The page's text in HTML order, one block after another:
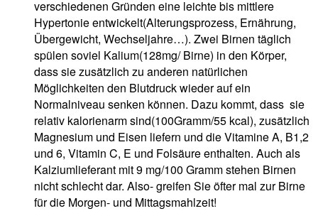
verschiedenen Gründen eine leichte bis mittlere
Hypertonie entwickelt(Alterungsprozess, Ernährung,
Übergewicht, Wechseljahre…). Zwei Birnen täglich
spülen soviel Kalium(128mg/ Birne) in den Körper,
dass sie zusätzlich zu anderen natürlichen
Möglichkeiten den Blutdruck wieder auf ein
Normalniveau senken können. Dazu kommt, dass sie
relativ kalorienarm sind(100Gramm/55 kcal), zusätzlich
Magnesium und Eisen liefern und die Vitamine A, B1,2
und 6, Vitamin C, E und Folsäure enthalten. Auch als
Kalziumlieferant mit 9 mg/100 Gramm stehen Birnen
nicht schlecht dar. Also- greifen Sie öfter mal zur Birne
für die Morgen- und Mittagsmahlzeit!